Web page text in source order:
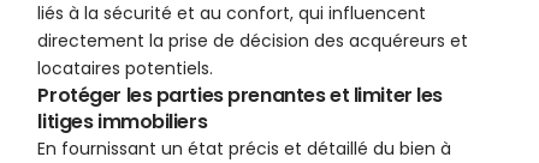
liés à la sécurité et au confort, qui influencent
directement la prise de décision des acquéreurs et
locataires potentiels.
Protéger les parties prenantes et limiter les
litiges immobiliers
En fournissant un état précis et détaillé du bien à